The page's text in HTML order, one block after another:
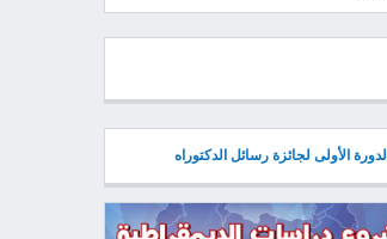
الدورة الأولى لجائزة رسائل الدكتوراه